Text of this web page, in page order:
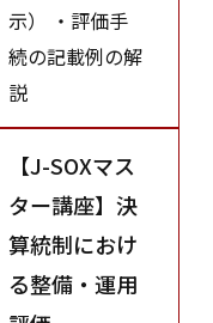
示） ・評価手
続の記載例の解
説
【J-SOXマス
ター講座】決
算統制におけ
る整備・運用